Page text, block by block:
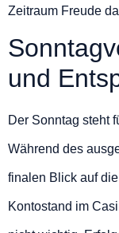
Zeitraum Freude
und
Der Sonntag steht
Während des
finalen Blick auf
Kontostand im